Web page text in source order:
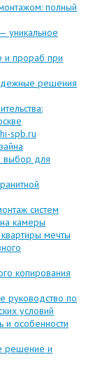
полный
уникальное
и прораб при
решения
spb.ru
выбор для
систем
камеры
мечты
копирования
руководство по
условий
и особенности
решение и